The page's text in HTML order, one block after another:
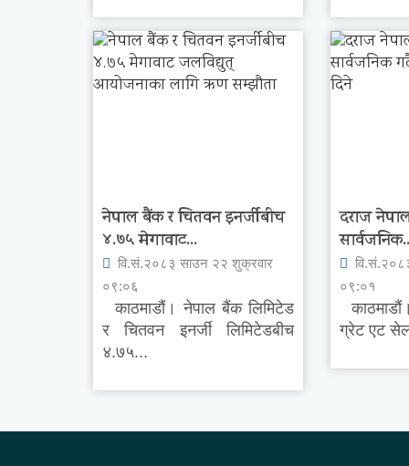
नेपाल बैंक र चितवन इनर्जीबीच
४.७५ मेगावाट...
वि.सं.२०८३ साउन २२ शुक्रवार
०९:०६
काठमाडौं। नेपाल बैंक लिमिटेड
र चितवन इनर्जी लिमिटेडबीच
४.७५...
दराज
०९:०१
ग्रेट एट